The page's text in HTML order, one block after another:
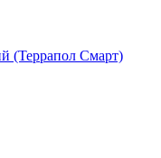
(Террапол Смарт)